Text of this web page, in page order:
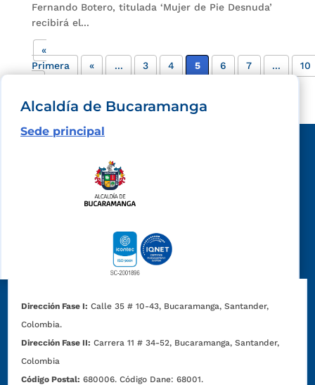
Fernando Botero, titulada ‘Mujer de Pie Desnuda’
recibirá el...
«
Primera
« ... 3 4 5 6 7 ...
10
Alcaldía de Bucaramanga
Sede principal
Dirección Fase I: Calle 35 # 10-43, Bucaramanga, Santander,
Colombia.
Dirección Fase II: Carrera 11 # 34-52, Bucaramanga, Santander,
Colombia
Código Postal: 680006. Código Dane: 68001.